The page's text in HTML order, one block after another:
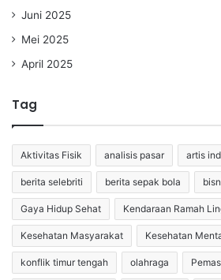
Juni 2025
Mei 2025
April 2025
Tag
Aktivitas Fisik analisis pasar artis
berita selebriti berita sepak bola
Gaya Hidup Sehat Kendaraan Ramah
Kesehatan Masyarakat Kesehatan
konflik timur tengah olahraga